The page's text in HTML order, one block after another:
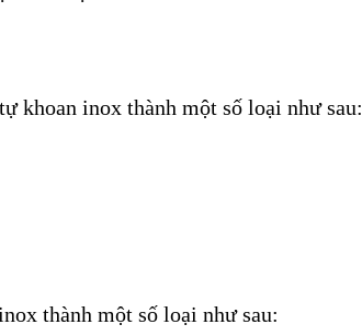
khoan inox thành một số loại như sau:
thành một số loại như sau: